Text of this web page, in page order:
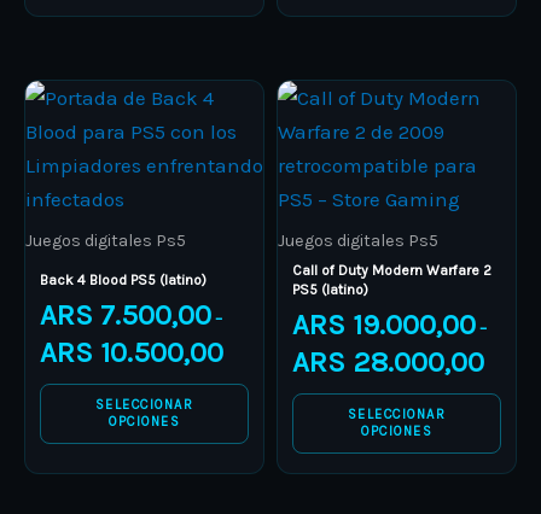
on
product
page
on
product
page
Juegos digitales Ps5
Back 4 Blood PS5 (latino)
ARS 7.500,00 –
ARS 10.500,00
ARS 7.500,00
ARS 10.500,00
SELECCIONAR
OPCIONES
This
product
has
multiple
variants.
options
be
on
the
Juegos digitales Ps5
Call of Duty Modern Warfare 2
PS5 (latino)
ARS 19.000,00 –
ARS 28.000,00
Price
SELECCIONAR
OPCIONES
This
product
has
multiple
variants.
The
options
may
be
chosen
the